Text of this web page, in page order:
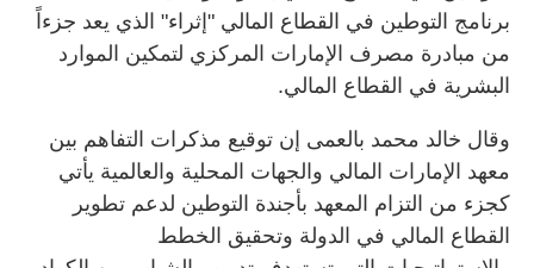
برنامج التوطين في القطاع المالي "إثراء" الذي يعد جزءاً
من مبادرة مصرف الإمارات المركزي لتمكين الموارد
البشرية في القطاع المالي.
وقال خالد محمد بالعمى إن توقيع مذكرات التفاهم بين
معهد الإمارات المالي والجهات المحلية والعالمية يأتي
كجزء من التزام المعهد بأجندة التوطين لدعم تطوير
القطاع المالي في الدولة وتحقيق الخطط